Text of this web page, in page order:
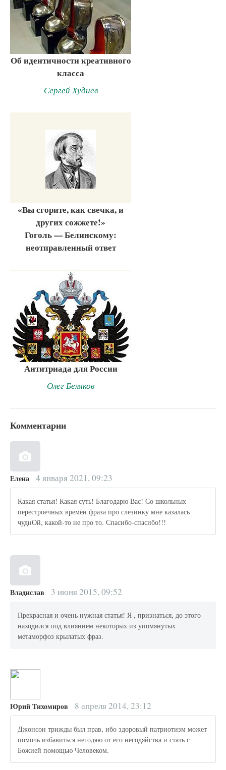
Об идентичности креативного
класса
Сергей Худиев
«Вы сгорите, как свечка, и
других сожжете!»
Гоголь — Белинскому:
неотправленный ответ
Антитриада для России
Олег Беляков
Комментарии
Елена 4 января 2021, 09:23
Какая статья! Какая суть! Благодарю Вас! Со школьных
перестроечных времён фраза про слезинку мне казалась
чуднОй, какой-то не про то. Спасибо-спасибо!!!
Владислав 3 июня 2015, 09:52
Прекрасная и очень нужная статья! Я , признаться, до этого
находился под влиянием некоторых из упомянутых
метаморфоз крылатых фраз.
Юрий Тихомиров 8 апреля 2014, 23:12
Джонсон трижды был прав, ибо здоровый патриотизм может
помочь избавиться негодяю от его негодяйства и стать с
Божией помощью Человеком.